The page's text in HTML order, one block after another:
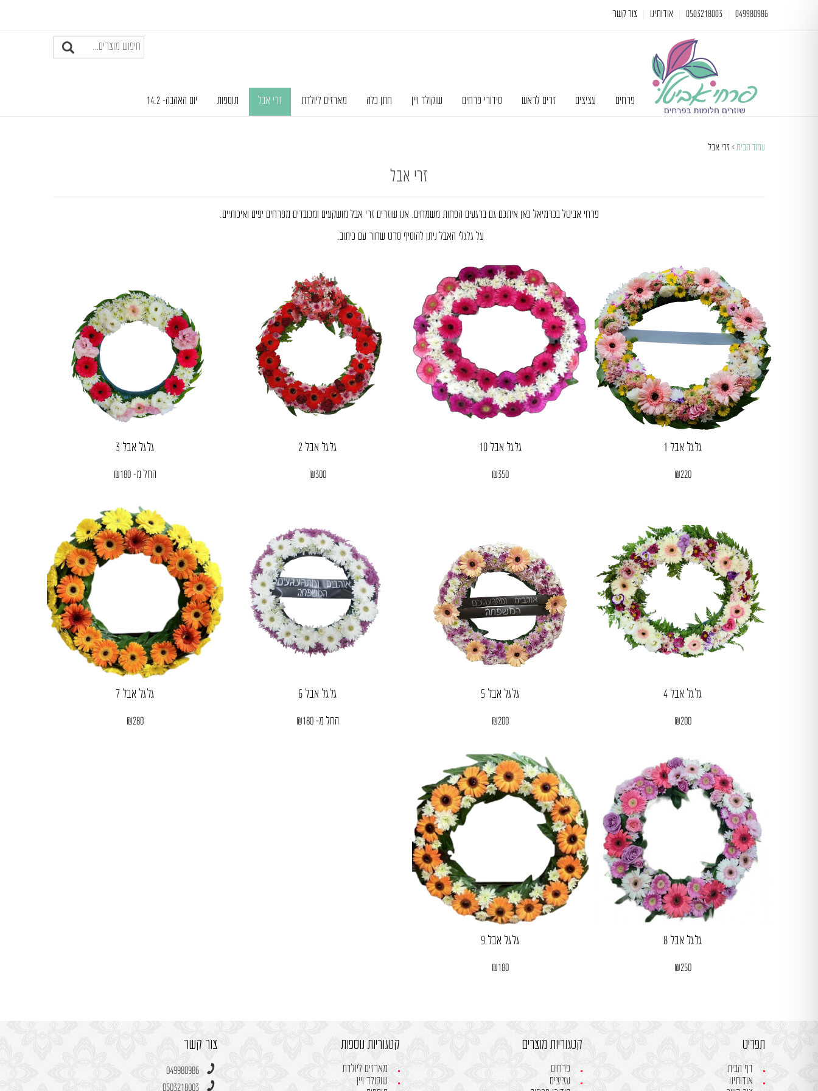
049980986
0503218003 אודותינו צור קשר
פרחים עציצים זרים לראש סידורי פרחים שוקולד ויין חתן כלה מארזים ליולדת זרי אבל תוספות יום האהבה- 14.2
עמוד הבית > זרי אבל
זרי אבל
פרחי אביטל בכרמיאל כאן איתכם גם ברגעים הפחות משמחים. אנו שוזרים זרי אבל מושקעים ומכובדים מפרחים יפים ואיכותיים.
על גלגלי האבל ניתן להוסיף סרט שחור עם כיתוב.
גלגל אבל 1
₪220
גלגל אבל 10
₪350
גלגל אבל 2
₪300
גלגל אבל 3
החל מ- ₪180
גלגל אבל 4
₪200
גלגל אבל 5
₪200
גלגל אבל 6
החל מ- ₪180
גלגל אבל 7
₪280
גלגל אבל 8
₪250
גלגל אבל 9
₪180
תפריט
דף הבית
אודותינו
קטגוריות מוצרים
פרחים
עציצים
קטגוריות נוספות
מארזים ליולדת
שוקולד ויין
צור קשר
049980986
0503218003